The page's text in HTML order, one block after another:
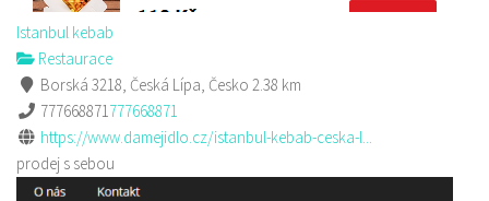
Istanbul kebab
Restaurace
Borská 3218, Česká Lípa, Česko 2.38 km
777668871777668871
https://www.damejidlo.cz/istanbul-kebab-ceska-l...
prodej s sebou